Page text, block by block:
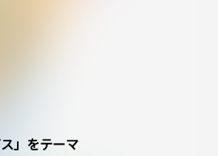
」をテーマ